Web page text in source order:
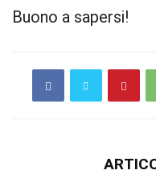
Buono a sapersi!